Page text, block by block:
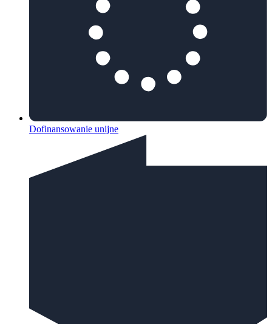
Dofinansowanie unijne